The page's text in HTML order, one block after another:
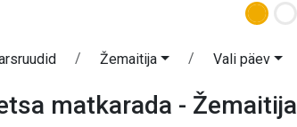
Žemaitija Vali päev
matkarada - Žemaitija